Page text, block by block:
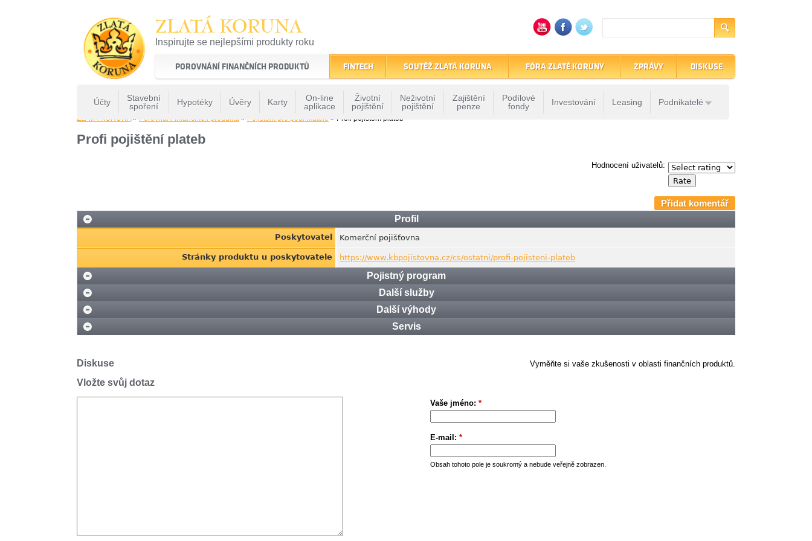
ZLATÁ KORUNA
Inspirujte se nejlepšími produkty roku
22 let tradice a kvality na finančním trhu
POROVNÁNÍ FINANČNÍCH PRODUKTŮ
Účty
Stavební
spoření
Hypotéky Úvěry Karty
On-line
aplikace
Životní
pojištění
Neživotní
pojištění
Zajištění
penze
Podílové
fondy
Investování Leasing Podnikatelé
FINTECH SOUTĚŽ ZLATÁ KORUNA FÓRA ZLATÉ KORUNY ZPRÁVY DISKUSE
ZLATÁ KORUNA» Porovnání finančních produktů » Pojištění pro podnikatele » Profi pojištění plateb
Profi pojištění plateb
Hodnocení uživatelů:
Přidat komentář
Profil
Poskytovatel Komerční pojišťovna
Stránky produktu u poskytovatele https://www.kbpojistovna.cz/cs/ostatni/profi-pojisteni-plateb
Pojistný program
Další služby
Další výhody
Servis
Vyměňte si vaše zkušenosti v oblasti finančních produktů.
Diskuse
Vložte svůj dotaz
Vaše jméno: *
E-mail: *
Obsah tohoto pole je soukromý a nebude veřejně zobrazen.